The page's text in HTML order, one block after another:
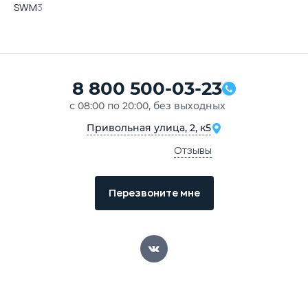
SWM3
8 800 500-03-23
с 08:00 по 20:00, без выходных
Привольная улица, 2, к5
Отзывы
Перезвоните мне